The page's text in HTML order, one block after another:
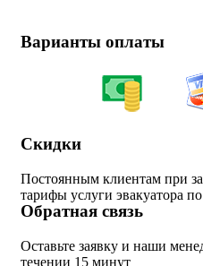
Варианты оплаты
Скидки
Постоянным клиентам при
тарифы услуги эвакуатора
Обратная связь
Оставьте заявку и наши
течении 15 минут